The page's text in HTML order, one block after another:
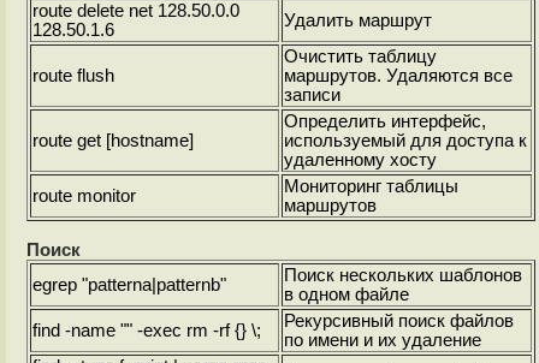
route delete net 128.50.0.0
128.50.1.6
Удалить маршрут
route flush
Очистить таблицу
маршрутов. Удаляются все
записи
route get [hostname]
Определить интерфейс,
используемый для доступа к
удаленному хосту
route monitor
Мониторинг таблицы
маршрутов
Поиск
egrep "patterna|patternb"
Поиск нескольких шаблонов
в одном файле
find -name "" -exec rm -rf {} \;
Рекурсивный поиск файлов
по имени и их удаление